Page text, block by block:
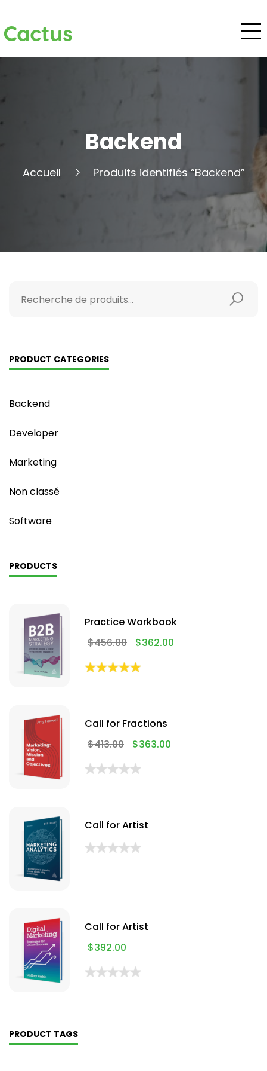
Cactus
Backend
Accueil Produits identifiés “Backend”
PRODUCT CATEGORIES
Backend
Developer
Marketing
Non classé
Software
PRODUCTS
Practice Workbook
$456.00 $362.00
Call for Fractions
$413.00 $363.00
Call for Artist
Call for Artist
$392.00
PRODUCT TAGS